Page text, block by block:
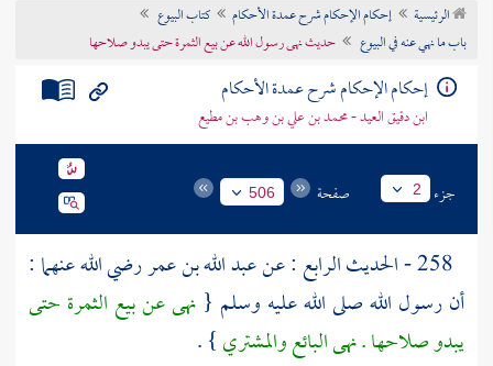
تراجم الأعلام
الرئيسية إحكام الإحكام شرح عمدة الأحكام
كتاب البيوع
باب ما نهي عنه في البيوع
حديث نهى رسول الله عن بيع الثمرة حتى يبدو صلاحها
إحكام الإحكام شرح عمدة الأحكام
ابن دقيق العيد - محمد بن علي بن وهب بن مطيع
جزء 2 صفحة 506
عبد الله بن عمررضي الله عنهما :
أن رسول الله صلى الله عليه وسلم { نهى عن بيع الثمرة حتى
يبدو صلاحها . نهى البائع والمشتري} .